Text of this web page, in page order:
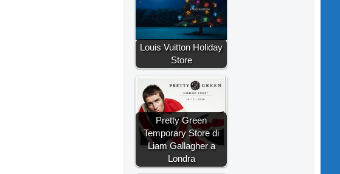
Louis Vuitton Holiday
Store
Pretty Green
Temporary Store di
Liam Gallagher a
Londra